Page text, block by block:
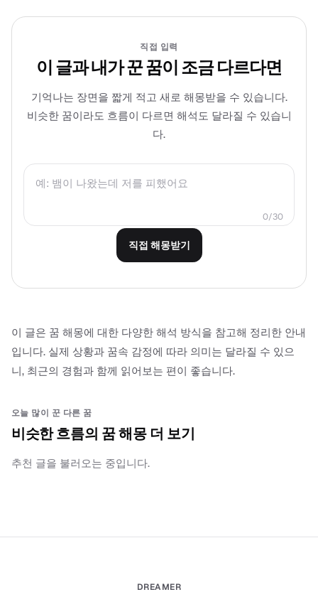
직접 입력
이 글과 내가 꾼 꿈이 조금 다르다면
기억나는 장면을 짧게 적고 새로 해몽받을 수 있습니다.
비슷한 꿈이라도 흐름이 다르면 해석도 달라질 수 있습니
다.
0/30
직접 해몽받기
이 글은 꿈 해몽에 대한 다양한 해석 방식을 참고해 정리한 안내
입니다. 실제 상황과 꿈속 감정에 따라 의미는 달라질 수 있으
니, 최근의 경험과 함께 읽어보는 편이 좋습니다.
오늘 많이 꾼 다른 꿈
비슷한 흐름의 꿈 해몽 더 보기
추천 글을 불러오는 중입니다.
DREAMER